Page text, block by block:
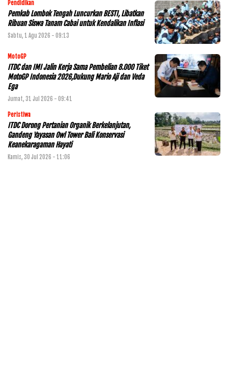
Pendidikan
Pemkab Lombok Tengah Luncurkan BESTI, Libatkan
Ribuan Siswa Tanam Cabai untuk Kendalikan Inflasi
Sabtu, 1 Agu 2026 - 09:13
MotoGP
ITDC dan IMI Jalin Kerja Sama Pembelian 8.000 Tiket
MotoGP Indonesia 2026,Dukung Mario Aji dan Veda
Ega
Jumat, 31 Jul 2026 - 09:41
Peristiwa
ITDC Dorong Pertanian Organik Berkelanjutan,
Gandeng Yayasan Owl Tower Bali Konservasi
Keanekaragaman Hayati
Kamis, 30 Jul 2026 - 11:06